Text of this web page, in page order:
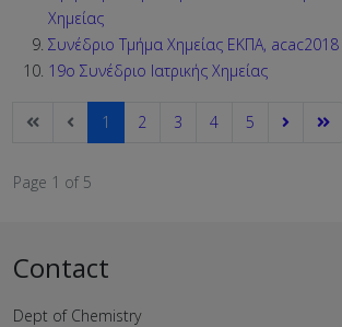
Χημείας
Συνέδριο Τμήμα Χημείας ΕΚΠΑ, acac2018
19ο Συνέδριο Ιατρικής Χημείας
1 2 3 4 5
Page 1 of 5
Contact
Dept of Chemistry